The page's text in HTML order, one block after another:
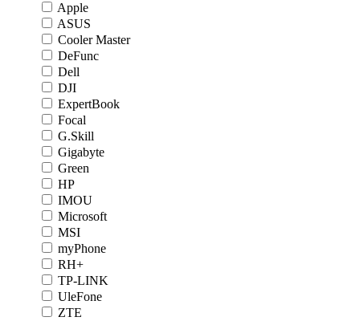
Apple
ASUS
Cooler Master
DeFunc
Dell
DJI
ExpertBook
Focal
G.Skill
Gigabyte
Green
HP
IMOU
Microsoft
MSI
myPhone
RH+
TP-LINK
UleFone
ZTE